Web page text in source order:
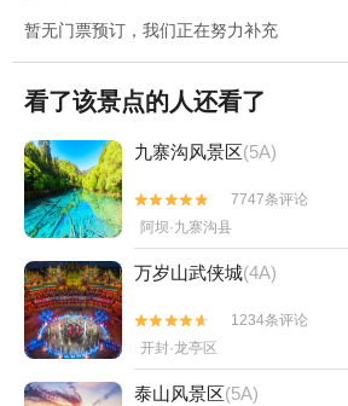
暂无门票预订，我们正在努力补充
看了该景点的人还看了
九寨沟风景区(5A)


7747条评论
阿坝·九寨沟县
万岁山武侠城(4A)


1234条评论
开封·龙亭区
泰山风景区(5A)